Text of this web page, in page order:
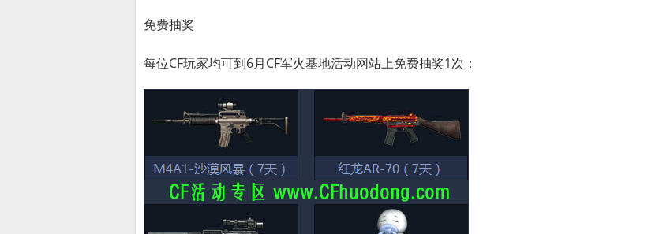
免费抽奖
每位CF玩家均可到6月CF军火基地活动网站上免费抽奖1次：